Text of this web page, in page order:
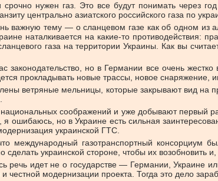
срочно нужен газ. Это все будут понимать через
центрально азиатского российского газа по
важную тему — о сланцевом газе как об одном из
наталкивается на какие-то противодействия:
газа на территории Украины. Как вы
законодательство, но в Германии все очень
прокладывать новые трассы, новое снаряжение,
ветряные мельницы, которые закрывают вид на
соображений и уже добывают первый
ошибаюсь, но в Украине есть сильная
украинской ГТС.
международный газотранспортный
сделать украинской стороне, чтобы их возобновить
речь идет не о государстве — Германии,
честной модернизации проекта. Тогда это дело